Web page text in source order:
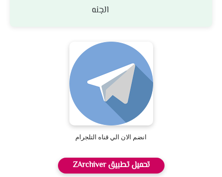
الجنه
انضم الان الي قناه التلجرام
تحميل تطبيق ZArchiver